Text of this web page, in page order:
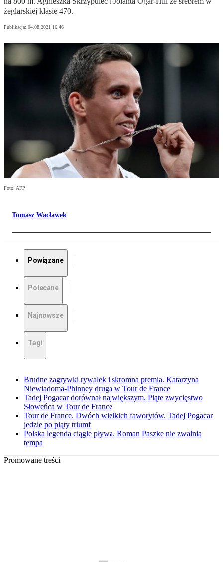
żeglarskiej klasie 470.
Publikacja: 04.08.2021 16:46
Foto: AFP
Tomasz Wacławek
Powiązane
Polecane
Najnowsze
Tagi
Brudne zagrywki rywalek i skromna premia. Katarzyna
Niewiadoma-Phinney druga w Tour de France
Tadej Pogacar dorównał największym. Piąte zwycięstwo
Słoweńca w Tour de France
Tour de France. Dwóch wielkich faworytów. Tadej Pogacar
jedzie po piąty triumf
Polska legenda ciągle pływa. Roman Paszke nie zwalnia
tempa
Promowane treści